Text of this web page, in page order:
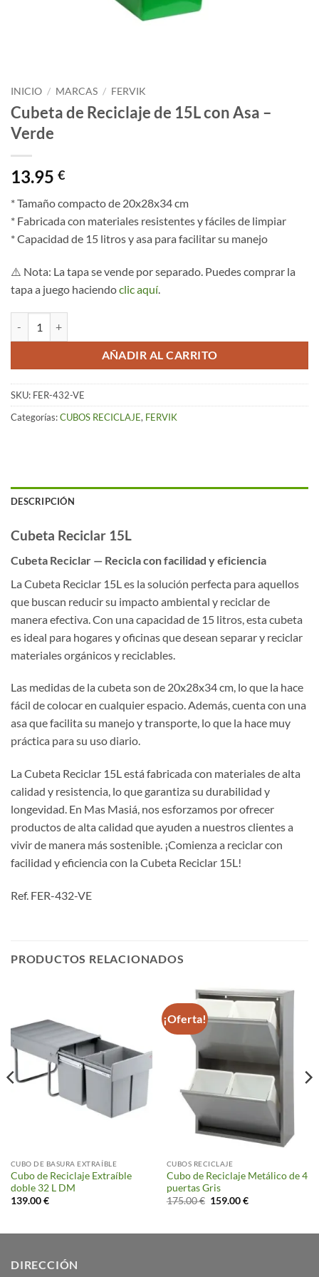
INICIO / MARCAS / FERVIK
Cubeta de Reciclaje de 15L con Asa –
Verde
13.95 €
* Tamaño compacto de 20x28x34 cm
* Fabricada con materiales resistentes y fáciles de limpiar
* Capacidad de 15 litros y asa para facilitar su manejo
⚠️ Nota: La tapa se vende por separado. Puedes comprar la
tapa a juego haciendoclic aquí
AÑADIR AL CARRITO
SKU: FER-432-VE
Categorías:CUBOS RECICLAJE, FERVIK
DESCRIPCIÓN
Cubeta Reciclar 15L
Cubeta Reciclar — Recicla con facilidad y eficiencia
La Cubeta Reciclar 15L es la solución perfecta para aquellos
que buscan reducir su impacto ambiental y reciclar de
manera efectiva. Con una capacidad de 15 litros, esta cubeta
es ideal para hogares y oficinas que desean separar y reciclar
materiales orgánicos y reciclables.
Las medidas de la cubeta son de 20x28x34 cm, lo que la hace
fácil de colocar en cualquier espacio. Además, cuenta con una
asa que facilita su manejo y transporte, lo que la hace muy
práctica para su uso diario.
La Cubeta Reciclar 15L está fabricada con materiales de alta
calidad y resistencia, lo que garantiza su durabilidad y
longevidad. En Mas Masiá, nos esforzamos por ofrecer
productos de alta calidad que ayuden a nuestros clientes a
vivir de manera más sostenible. ¡Comienza a reciclar con
facilidad y eficiencia con la Cubeta Reciclar 15L!
Ref. FER-432-VE
PRODUCTOS RELACIONADOS
CUBO DE BASURA EXTRAÍBLE
Cubo de Reciclaje Extraíble
doble 32 L DM
139.00€
¡Oferta!
CUBOS RECICLAJE
Cubo de Reciclaje Metálico de 4
puertas Gris
175.00€ El
175.00 €.
159.00€El
159.00 €.
DIRECCIÓN